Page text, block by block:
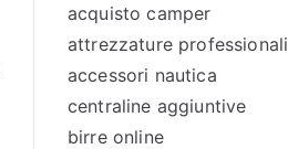
acquisto camper
attrezzature professionali
accessori nautica
centraline aggiuntive
birre online